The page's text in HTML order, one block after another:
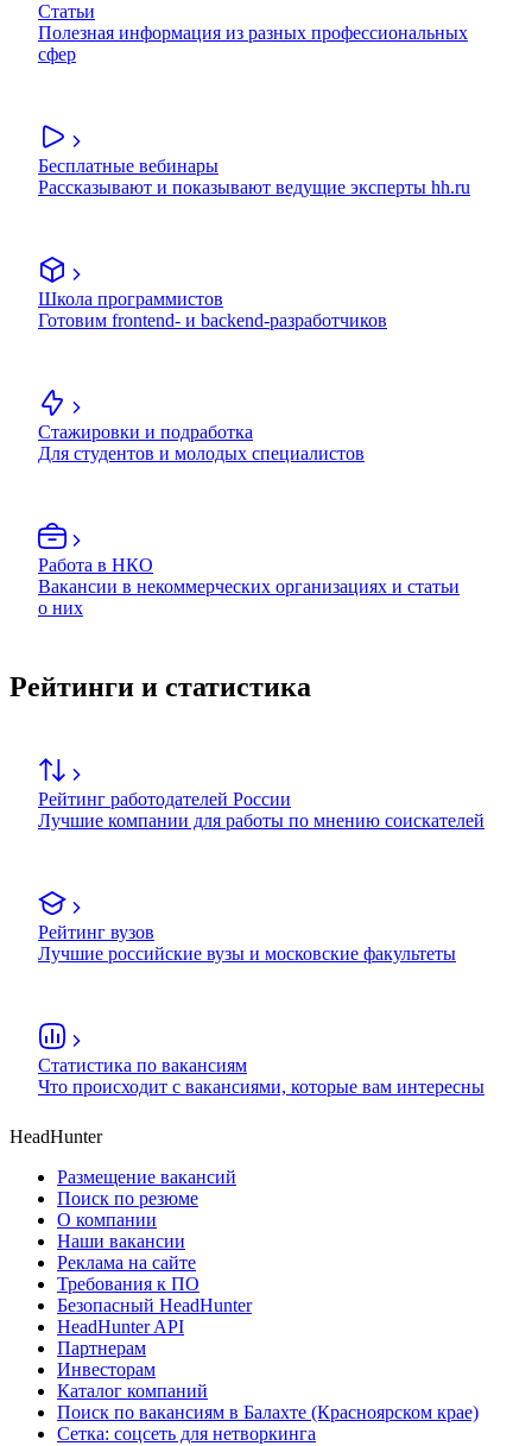
Статьи
Полезная информация из разных профессиональных
сфер
Бесплатные вебинары
Рассказывают и показывают ведущие эксперты hh.ru
Школа программистов
Готовим frontend- и backend-разработчиков
Стажировки и подработка
Для студентов и молодых специалистов
Работа в НКО
Вакансии в некоммерческих организациях и статьи
о них
Рейтинги и статистика
Рейтинг работодателей России
Лучшие компании для работы по мнению соискателей
Рейтинг вузов
Лучшие российские вузы и московские факультеты
Статистика по вакансиям
Что происходит с вакансиями, которые вам интересны
HeadHunter
Размещение вакансий
Поиск по резюме
О компании
Наши вакансии
Реклама на сайте
Требования к ПО
Безопасный HeadHunter
HeadHunter API
Партнерам
Инвесторам
Каталог компаний
Поиск по вакансиям в Балахте (Красноярском крае)
Сетка: соцсеть для нетворкинга